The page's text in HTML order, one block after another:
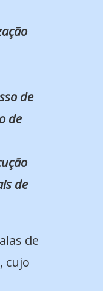
de
de
de
de
cujo